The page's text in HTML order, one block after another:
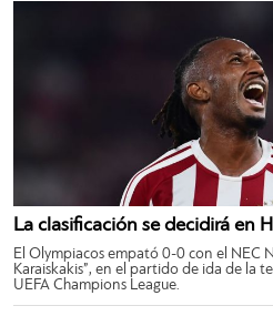
La clasificación se decidirá en
El Olympiacos empató 0-0 con el NEC
Karaiskakis”, en el partido de ida de la
UEFA Champions League.